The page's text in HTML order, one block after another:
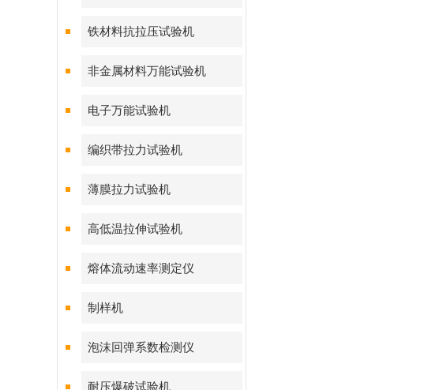
铁材料抗拉压试验机
非金属材料万能试验机
电子万能试验机
编织带拉力试验机
薄膜拉力试验机
高低温拉伸试验机
熔体流动速率测定仪
制样机
泡沫回弹系数检测仪
耐压爆破试验机